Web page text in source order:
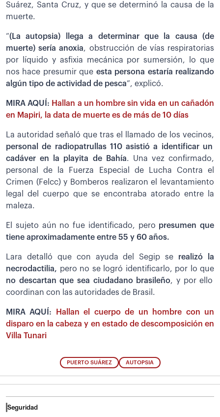
Suárez, Santa Cruz, y que se determinó la causa de la
muerte.
“(La autopsia) llega a determinar que la causa (de
muerte) sería anoxia, obstrucción de vías respiratorias
por líquido y asfixia mecánica por sumersión, lo que
nos hace presumir que esta persona estaría realizando
algún tipo de actividad de pesca”, explicó.
MIRA AQUÍ: Hallan a un hombre sin vida en un cañadón
en Mapiri, la data de muerte es de más de 10 días
La autoridad señaló que tras el llamado de los vecinos,
personal de radiopatrullas 110 asistió a identificar un
cadáver en la playita de Bahía. Una vez confirmado,
personal de la Fuerza Especial de Lucha Contra el
Crimen (Felcc) y Bomberos realizaron el levantamiento
legal del cuerpo que se encontraba atorado entre la
maleza.
El sujeto aún no fue identificado, pero presumen que
tiene aproximadamente entre 55 y 60 años.
Lara detalló que con ayuda del Segip se realizó la
necrodactilia, pero no se logró identificarlo, por lo que
no descartan que sea ciudadano brasileño, y por ello
coordinan con las autoridades de Brasil.
MIRA AQUÍ:
Hallan el cuerpo de un hombre con un
disparo en la cabeza y en estado de descomposición en
Villa Tunari
PUERTO SUÁREZ AUTOPSIA
Seguridad